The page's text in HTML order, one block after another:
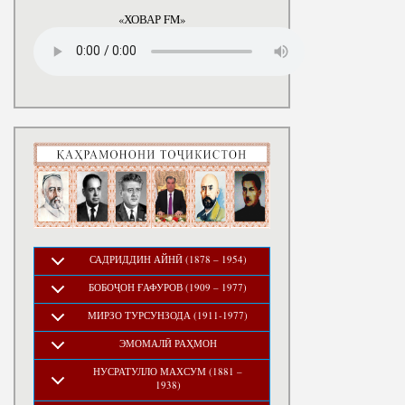
«ХОВАР FM»
САДРИДДИН АЙНӢ (1878 – 1954)
БОБОҶОН ҒАФУРОВ (1909 – 1977)
МИРЗО ТУРСУНЗОДА (1911-1977)
ЭМОМАЛӢ РАҲМОН
НУСРАТУЛЛО МАХСУМ (1881 –
1938)